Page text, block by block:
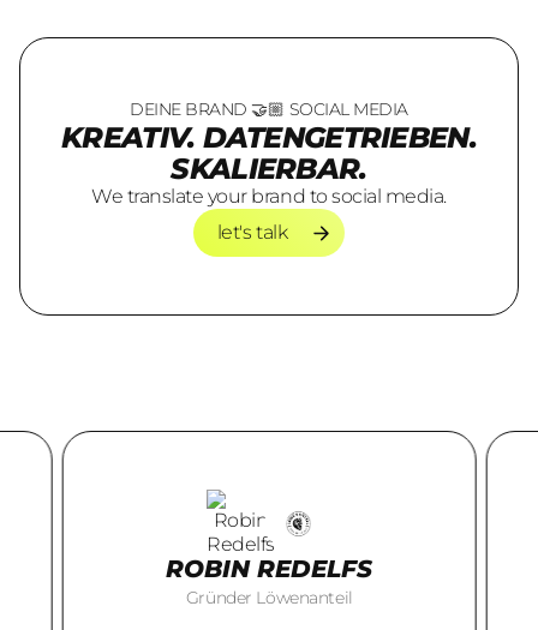
DEINE BRAND 🤝🏼 SOCIAL MEDIA
KREATIV. DATENGETRIEBEN.
SKALIERBAR.
We translate your brand to social media.
let's talk
let's talk
ROBIN REDELFS
Gründer Löwenanteil